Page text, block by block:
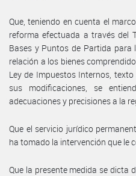
Que, teniendo en cuenta el
reforma efectuada a través del
Bases y Puntos de Partida
relación a los bienes
Ley de Impuestos Internos,
sus modificaciones, se
adecuaciones y precisiones a la
Que el servicio jurídico
ha tomado la intervención que le
Que la presente medida se dicta